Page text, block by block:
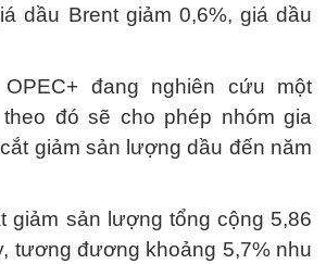
dầu Brent giảm 0,6%, giá dầu
đang nghiên cứu một
đó sẽ cho phép nhóm gia
giảm sản lượng dầu đến năm
giảm sản lượng tổng cộng 5,86
tương đương khoảng 5,7% nhu